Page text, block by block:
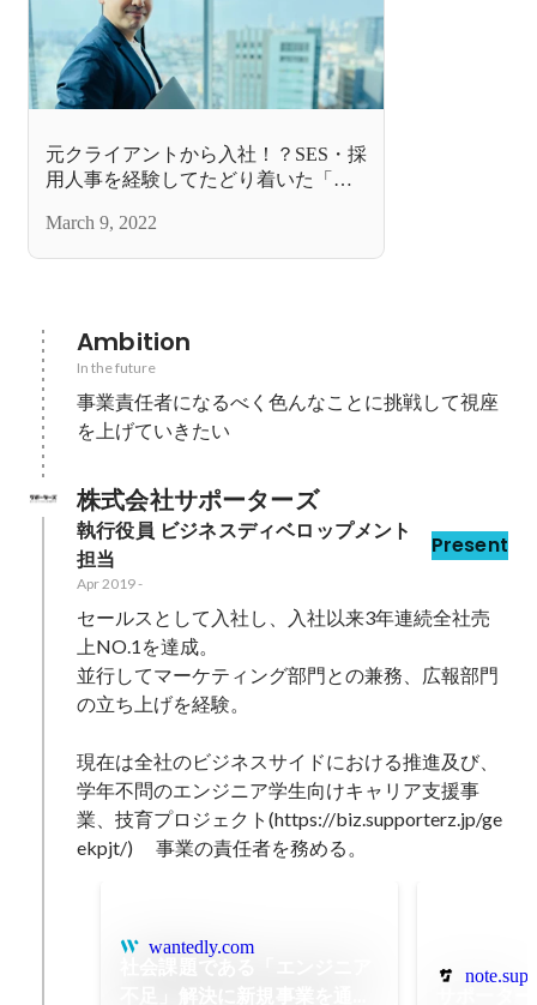
元クライアントから入社！？SES・採
用人事を経験してたどり着いた「点
March 9, 2022
Ambition
In the future
事業責任者になるべく色んなことに挑戦して視座
を上げていきたい
株式会社サポーターズ
執行役員 ビジネスディベロップメント
担当
Present
Apr 2019-
セールスとして入社し、入社以来3年連続全社売
上NO.1を達成。
並行してマーケティング部門との兼務、広報部門
の立ち上げを経験。
現在は全社のビジネスサイドにおける推進及び、
学年不問のエンジニア学生向けキャリア支援事
業、技育プロジェクト(https://biz.supporterz.jp/ge
ekpjt/) 　事業の責任者を務める。
wantedly.com